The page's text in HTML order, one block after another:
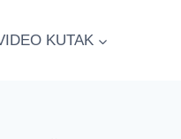
KUTAK